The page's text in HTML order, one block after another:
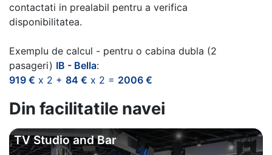
contactati in prealabil pentru a verifica
disponibilitatea.
Exemplu de calcul - pentru o cabina dubla (2
pasageri) IB - Bella:
919 € x 2 + 84 € x 2 = 2006 €
Din facilitatile navei
TV Studio and Bar